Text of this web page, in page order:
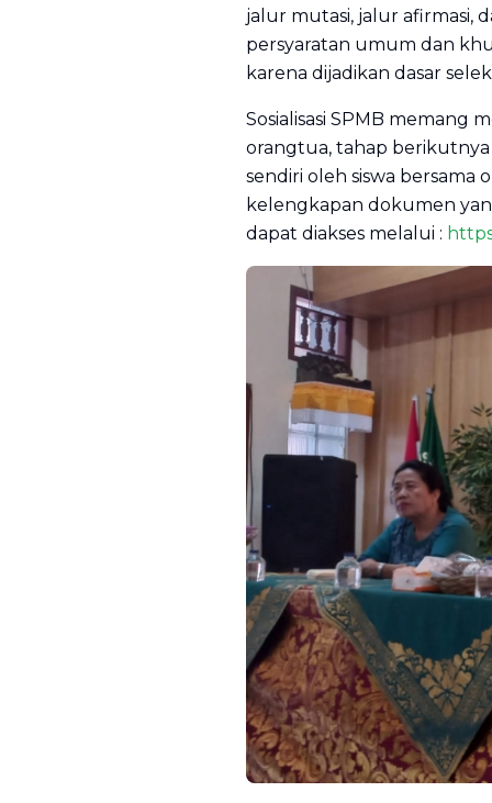
jalur mutasi, jalur afirmasi,
persyaratan umum dan
karena dijadikan dasar
Sosialisasi SPMB memang
orangtua, tahap berikutnya
sendiri oleh siswa bersama
kelengkapan dokumen
dapat diakses melalui :